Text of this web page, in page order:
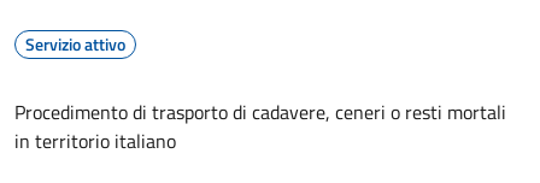
Servizio attivo
Procedimento di trasporto di cadavere, ceneri o resti mortali
in territorio italiano